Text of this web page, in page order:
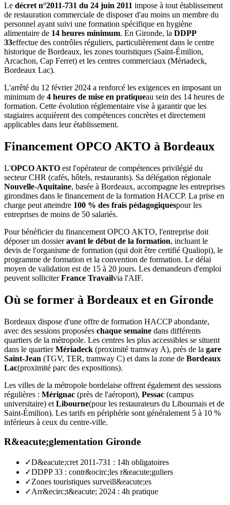
Le décret n°2011-731 du 24 juin 2011 impose à tout établissement
de restauration commerciale de disposer d'au moins un membre du
personnel ayant suivi une formation spécifique en hygiène
alimentaire de 14 heures minimum. En Gironde, la DDPP
33effectue des contrôles réguliers, particulièrement dans le centre
historique de Bordeaux, les zones touristiques (Saint-Émilion,
Arcachon, Cap Ferret) et les centres commerciaux (Mériadeck,
Bordeaux Lac).
L'arrêté du 12 février 2024 a renforcé les exigences en imposant un
minimum de 4 heures de mise en pratiqueau sein des 14 heures de
formation. Cette évolution réglementaire vise à garantir que les
stagiaires acquièrent des compétences concrètes et directement
applicables dans leur établissement.
Financement OPCO AKTO à Bordeaux
L'OPCO AKTO est l'opérateur de compétences privilégié du
secteur CHR (cafés, hôtels, restaurants). Sa délégation régionale
Nouvelle-Aquitaine, basée à Bordeaux, accompagne les entreprises
girondines dans le financement de la formation HACCP. La prise en
charge peut atteindre 100 % des frais pédagogiquespour les
entreprises de moins de 50 salariés.
Pour bénéficier du financement OPCO AKTO, l'entreprise doit
déposer un dossieravant le début de la formation, incluant le
devis de l'organisme de formation (qui doit être certifié Qualiopi), le
programme de formation et la convention de formation. Le délai
moyen de validation est de 15 à 20 jours. Les demandeurs d'emploi
peuvent solliciterFrance Travailvia l'AIF.
Où se former à Bordeaux et en Gironde
Bordeaux dispose d'une offre de formation HACCP abondante,
avec des sessions proposées chaque semaine dans différents
quartiers de la métropole. Les centres les plus accessibles se situent
dans le quartierMériadeck (proximité tramway A), près de la gare
Saint-Jean (TGV, TER, tramway C) et dans la zone de Bordeaux
Lac(proximité parc des expositions).
Les villes de la métropole bordelaise offrent également des sessions
régulières : Mérignac (près de l'aéroport), Pessac (campus
universitaire) et Libourne(pour les restaurateurs du Libournais et de
Saint-Émilion). Les tarifs en périphérie sont généralement 5 à 10 %
inférieurs à ceux du centre-ville.
R&eacute;glementation Gironde
✓D&eacute;cret 2011-731 : 14h obligatoires
✓DDPP 33 : contr&ocirc;les r&eacute;guliers
✓Zones touristiques surveill&eacute;es
✓Arr&ecirc;t&eacute; 2024 : 4h pratique